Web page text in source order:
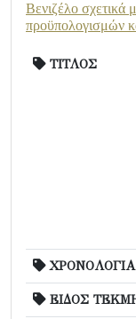
Βενιζέλο σχετικά
προϋπολογισμών
ΤΙΤΛΟΣ
ΧΡΟΝΟΛΟΓΙΑ
ΕΙΔΟΣ